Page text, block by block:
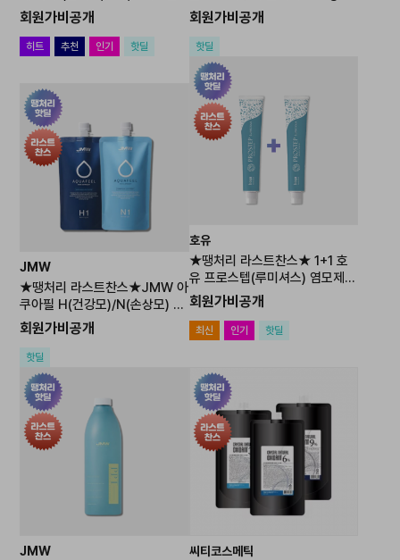
어딕시)
회원가비공개
히트 추천 인기 핫딜
회원가비공개
핫딜
JMW
★땡처리 라스트찬스★JMW 아
쿠아필 H(건강모)/N(손상모) 4
00ml[0원 상품] 주문 후 개별연
락 / 추가결제 진행
회원가비공개
핫딜
호유
★땡처리 라스트찬스★ 1+1 호
유 프로스텝(루미셔스) 염모제 8
0g (12개당 산화제1개 포함)
회원가비공개
최신 인기 핫딜
JMW 씨티코스메틱